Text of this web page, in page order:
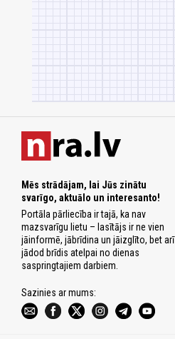
Mēs strādājam, lai Jūs zinātu
svarīgo, aktuālo un interesanto!
Portāla pārliecība ir tajā, ka nav
mazsvarīgu lietu – lasītājs ir ne vien
jāinformē, jābrīdina un jāizglīto, bet arī
jādod brīdis atelpai no dienas
saspringtajiem darbiem.
Sazinies ar mums: